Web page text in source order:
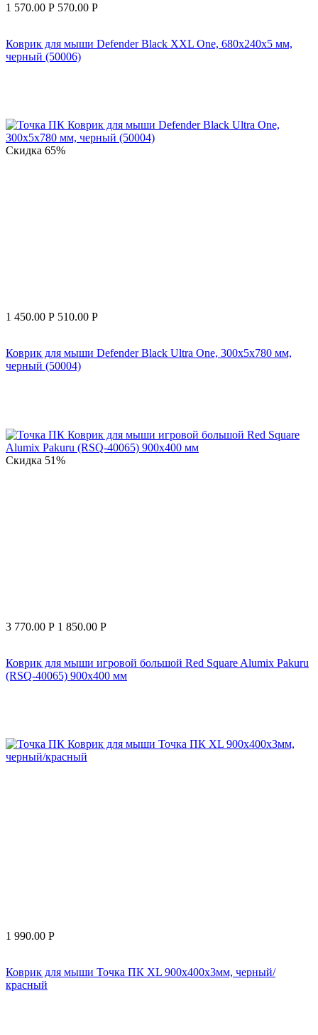
1 570.00 Р 570.00 Р
Коврик для мыши Defender Black XXL One, 680х240х5 мм,
черный (50006)
Скидка 65%
1 450.00 Р 510.00 Р
Коврик для мыши Defender Black Ultra One, 300x5x780 мм,
черный (50004)
Скидка 51%
3 770.00 Р 1 850.00 Р
Коврик для мыши игровой большой Red Square Alumix Pakuru
(RSQ-40065) 900х400 мм
1 990.00 Р
Коврик для мыши Точка ПК XL 900x400x3мм, черный/
красный